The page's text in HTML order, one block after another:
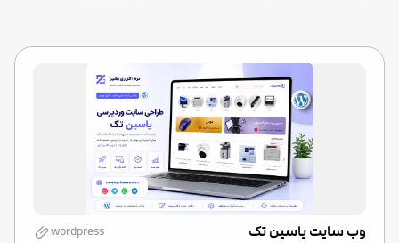
وب سایت یاسین تک
wordpress